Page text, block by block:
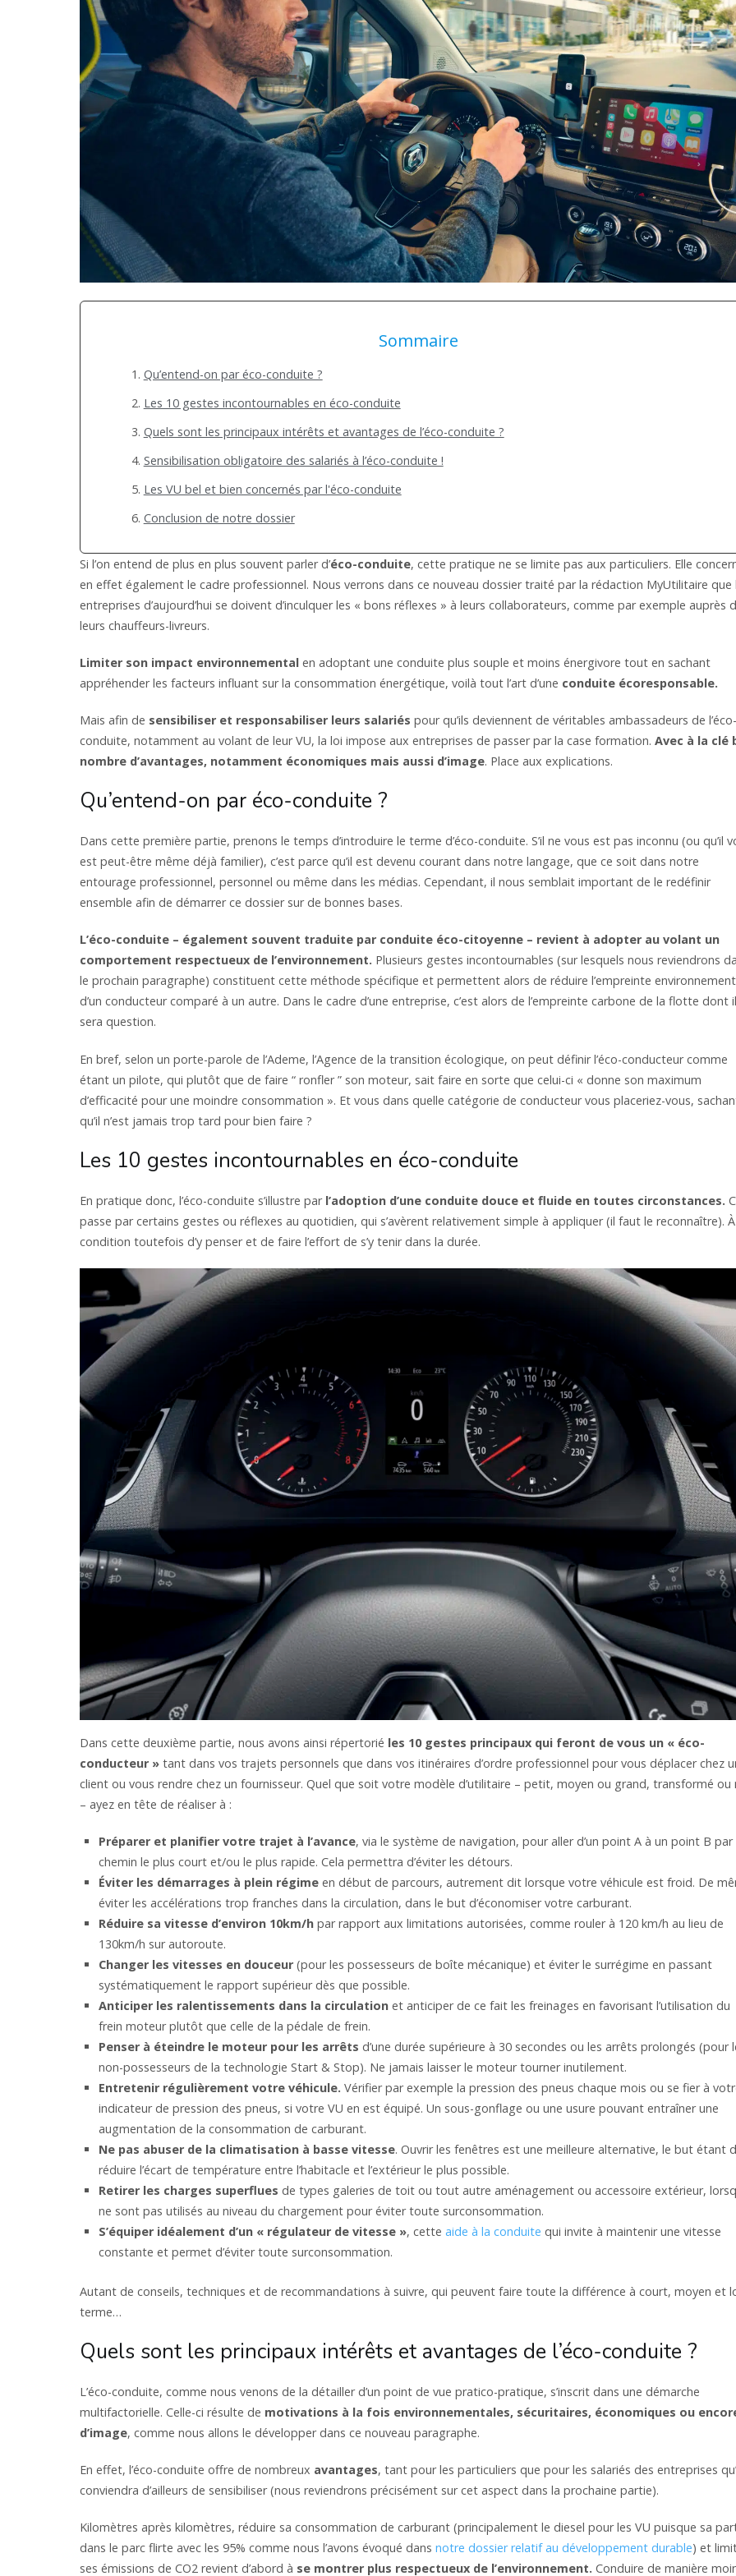
Sommaire
Qu’entend-on par éco-conduite ?
Les 10 gestes incontournables en éco-conduite
Quels sont les principaux intérêts et avantages de l’éco-conduite ?
Sensibilisation obligatoire des salariés à l’éco-conduite !
Les VU bel et bien concernés par l'éco-conduite
Conclusion de notre dossier
Si l’on entend de plus en plus souvent parler d’éco-conduite, cette pratique ne se limite pas aux particuliers. Elle
en effet également le cadre professionnel. Nous verrons dans ce nouveau dossier traité par la rédaction MyUtilitaire que
entreprises d’aujourd’hui se doivent d’inculquer les « bons réflexes » à leurs collaborateurs, comme par exemple auprès
leurs chauffeurs-livreurs.
Limiter son impact environnemental en adoptant une conduite plus souple et moins énergivore tout en sachant
appréhender les facteurs influant sur la consommation énergétique, voilà tout l’art d’une conduite écoresponsable.
Mais afin de sensibiliser et responsabiliser leurs salariés pour qu’ils deviennent de véritables ambassadeurs de l’éco-
conduite, notamment au volant de leur VU, la loi impose aux entreprises de passer par la case formation. Avec à la clé
nombre d’avantages, notamment économiques mais aussi d’image. Place aux explications.
Qu’entend-on par éco-conduite ?
Dans cette première partie, prenons le temps d’introduire le terme d’éco-conduite. S’il ne vous est pas inconnu (ou qu’il
est peut-être même déjà familier), c’est parce qu’il est devenu courant dans notre langage, que ce soit dans notre
entourage professionnel, personnel ou même dans les médias. Cependant, il nous semblait important de le redéfinir
ensemble afin de démarrer ce dossier sur de bonnes bases.
L’éco-conduite – également souvent traduite par conduite éco-citoyenne – revient à adopter au volant un
comportement respectueux de l’environnement. Plusieurs gestes incontournables (sur lesquels nous reviendrons
le prochain paragraphe) constituent cette méthode spécifique et permettent alors de réduire l’empreinte
d’un conducteur comparé à un autre. Dans le cadre d’une entreprise, c’est alors de l’empreinte carbone de la flotte dont il
sera question.
En bref, selon un porte-parole de l’Ademe, l’Agence de la transition écologique, on peut définir l’éco-conducteur comme
étant un pilote, qui plutôt que de faire “ ronfler ” son moteur, sait faire en sorte que celui-ci « donne son maximum
d’efficacité pour une moindre consommation ». Et vous dans quelle catégorie de conducteur vous placeriez-vous,
qu’il n’est jamais trop tard pour bien faire ?
Les 10 gestes incontournables en éco-conduite
En pratique donc, l’éco-conduite s’illustre par l’adoption d’une conduite douce et fluide en toutes circonstances.
passe par certains gestes ou réflexes au quotidien, qui s’avèrent relativement simple à appliquer (il faut le reconnaître). À
condition toutefois d’y penser et de faire l’effort de s’y tenir dans la durée.
Dans cette deuxième partie, nous avons ainsi répertorié les 10 gestes principaux qui feront de vous un « éco-
conducteur » tant dans vos trajets personnels que dans vos itinéraires d’ordre professionnel pour vous déplacer chez
client ou vous rendre chez un fournisseur. Quel que soit votre modèle d’utilitaire – petit, moyen ou grand, transformé ou
– ayez en tête de réaliser à :
Préparer et planifier votre trajet à l’avance, via le système de navigation, pour aller d’un point A à un point B par
chemin le plus court et/ou le plus rapide. Cela permettra d’éviter les détours.
Éviter les démarrages à plein régime en début de parcours, autrement dit lorsque votre véhicule est froid. De
éviter les accélérations trop franches dans la circulation, dans le but d’économiser votre carburant.
Réduire sa vitesse d’environ 10km/h par rapport aux limitations autorisées, comme rouler à 120 km/h au lieu de
130km/h sur autoroute.
Changer les vitesses en douceur (pour les possesseurs de boîte mécanique) et éviter le surrégime en passant
systématiquement le rapport supérieur dès que possible.
Anticiper les ralentissements dans la circulation et anticiper de ce fait les freinages en favorisant l’utilisation du
frein moteur plutôt que celle de la pédale de frein.
Penser à éteindre le moteur pour les arrêts d’une durée supérieure à 30 secondes ou les arrêts prolongés (pour
non-possesseurs de la technologie Start & Stop). Ne jamais laisser le moteur tourner inutilement.
Entretenir régulièrement votre véhicule. Vérifier par exemple la pression des pneus chaque mois ou se fier à
indicateur de pression des pneus, si votre VU en est équipé. Un sous-gonflage ou une usure pouvant entraîner une
augmentation de la consommation de carburant.
Ne pas abuser de la climatisation à basse vitesse. Ouvrir les fenêtres est une meilleure alternative, le but étant
réduire l’écart de température entre l’habitacle et l’extérieur le plus possible.
Retirer les charges superflues de types galeries de toit ou tout autre aménagement ou accessoire extérieur,
ne sont pas utilisés au niveau du chargement pour éviter toute surconsommation.
S’équiper idéalement d’un « régulateur de vitesse », cetteaide à la conduite qui invite à maintenir une vitesse
constante et permet d’éviter toute surconsommation.
Autant de conseils, techniques et de recommandations à suivre, qui peuvent faire toute la différence à court, moyen et
terme…
Quels sont les principaux intérêts et avantages de l’éco-conduite ?
L’éco-conduite, comme nous venons de la détailler d’un point de vue pratico-pratique, s’inscrit dans une démarche
multifactorielle. Celle-ci résulte de motivations à la fois environnementales, sécuritaires, économiques ou
d’image, comme nous allons le développer dans ce nouveau paragraphe.
En effet, l’éco-conduite offre de nombreux avantages, tant pour les particuliers que pour les salariés des entreprises
conviendra d’ailleurs de sensibiliser (nous reviendrons précisément sur cet aspect dans la prochaine partie).
Kilomètres après kilomètres, réduire sa consommation de carburant (principalement le diesel pour les VU puisque sa
dans le parc flirte avec les 95% comme nous l’avons évoqué dans notre dossier relatif au développement durable) et
ses émissions de CO2 revient d’abord à se montrer plus respectueux de l’environnement. Conduire de manière